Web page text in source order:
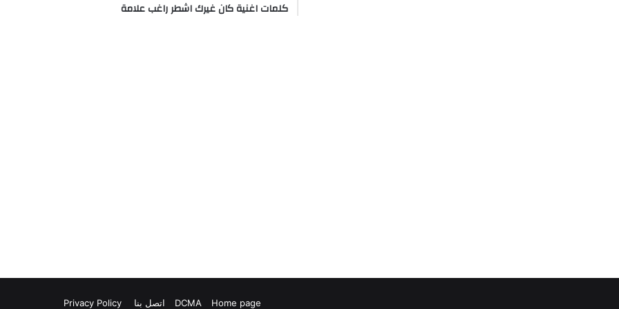
كلمات اغنية كان غيرك اشطر راغب علامة
Home page
DCMA اتصل بنا Privacy Policy